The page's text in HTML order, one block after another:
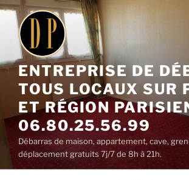
Aller
contenu
principal
ENTREPRISE DE
TOUS LOCAUX SUR
ET RÉGION
06.80.25.56.99
Débarras de maison, appartement, cave,
déplacement gratuits 7j/7 de 8h à 21h.